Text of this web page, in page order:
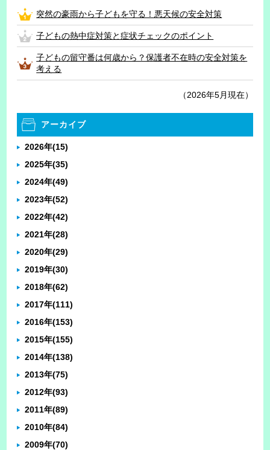
突然の豪雨から子どもを守る！悪天候の安全対策
子どもの熱中症対策と症状チェックのポイント
子どもの留守番は何歳から？保護者不在時の安全対策を
考える
（2026年5月現在）
アーカイブ
2026年(15)
2025年(35)
2024年(49)
2023年(52)
2022年(42)
2021年(28)
2020年(29)
2019年(30)
2018年(62)
2017年(111)
2016年(153)
2015年(155)
2014年(138)
2013年(75)
2012年(93)
2011年(89)
2010年(84)
2009年(70)